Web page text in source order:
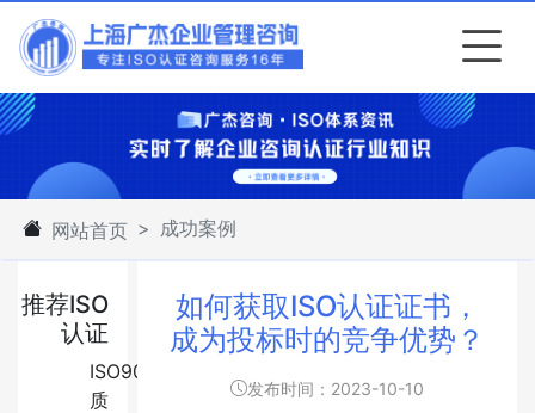
网站首页 成功案例
推荐ISO
认证
ISO9001:2015
质
​如何获取ISO认证证书，
成为投标时的竞争优势？
发布时间：2023-10-10